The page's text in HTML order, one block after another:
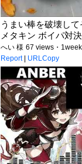
うまい棒を破壊し
メタキン ボイパ対決
へい 様 67 views・
Report| URLCopy